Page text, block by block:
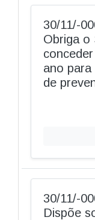
30/11/-
Obriga o
ano para
de
30/11/-
Dispõe